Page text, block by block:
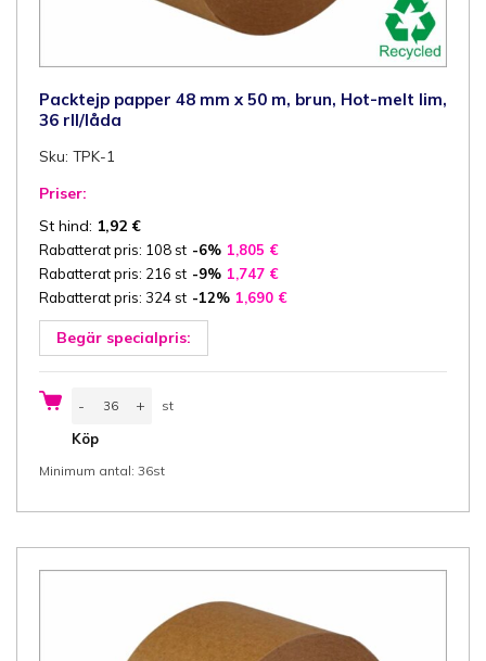
Packtejp papper 48 mm x 50 m, brun, Hot-melt lim,
36 rll/låda
Sku: TPK-1
Priser:
St hind: 1,92 €
Rabatterat pris: 108 st -6% 1,805 €
Rabatterat pris: 216 st -9% 1,747 €
Rabatterat pris: 324 st -12% 1,690 €
Begär specialpris:
-
papper
mm
50
Hot-
lim,
+ st
Köp
Minimum antal: 36st